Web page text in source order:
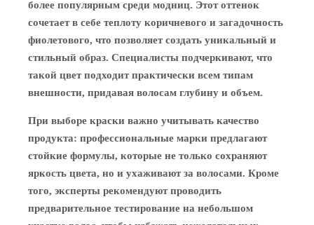
более популярным среди модниц. Этот оттенок
сочетает в себе теплоту коричневого и загадочность
фиолетового, что позволяет создать уникальный и
стильный образ. Специалисты подчеркивают, что
такой цвет подходит практически всем типам
внешности, придавая волосам глубину и объем.
При выборе краски важно учитывать качество
продукта: профессиональные марки предлагают
стойкие формулы, которые не только сохраняют
яркость цвета, но и ухаживают за волосами. Кроме
того, эксперты рекомендуют проводить
предварительное тестирование на небольшом